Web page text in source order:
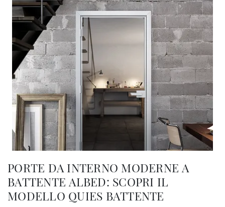
PORTE DA INTERNO MODERNE A
BATTENTE ALBED: SCOPRI IL
MODELLO QUIES BATTENTE